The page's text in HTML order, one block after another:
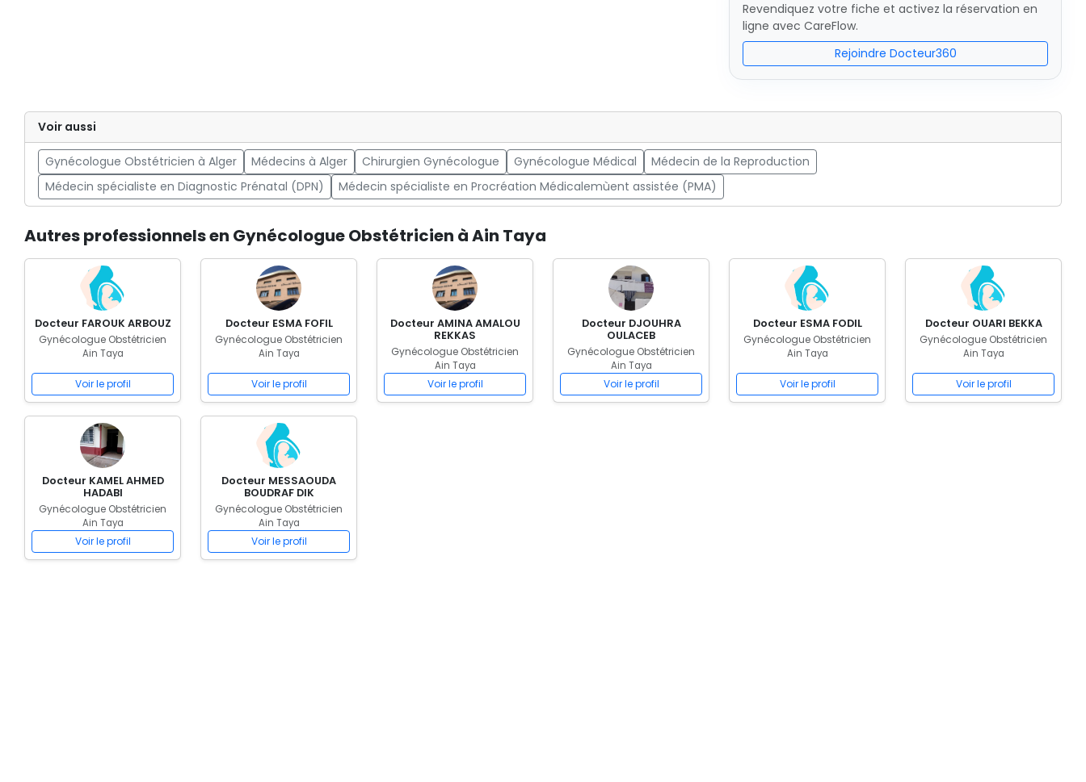
Revendiquez votre fiche et activez la réservation en
ligne avec CareFlow.
Rejoindre Docteur360
Voir aussi
Gynécologue Obstétricien à Alger Médecins à Alger Chirurgien Gynécologue Gynécologue Médical
Médecin de la Reproduction
Médecin spécialiste en Diagnostic Prénatal (DPN)
Médecin spécialiste en Procréation Médicalemùent assistée (PMA)
Autres professionnels en Gynécologue Obstétricien à Ain Taya
Docteur FAROUK ARBOUZ
Gynécologue Obstétricien
Ain Taya
Voir le profil
Docteur ESMA FOFIL
Gynécologue Obstétricien
Ain Taya
Voir le profil
Docteur AMINA AMALOU
REKKAS
Gynécologue Obstétricien
Ain Taya
Voir le profil
Docteur DJOUHRA
OULACEB
Gynécologue Obstétricien
Ain Taya
Voir le profil
Docteur ESMA FODIL
Gynécologue Obstétricien
Ain Taya
Voir le profil
Docteur OUARI BEKKA
Gynécologue Obstétricien
Ain Taya
Voir le profil
Docteur KAMEL AHMED
HADABI
Gynécologue Obstétricien
Ain Taya
Voir le profil
Docteur MESSAOUDA
BOUDRAF DIK
Gynécologue Obstétricien
Ain Taya
Voir le profil